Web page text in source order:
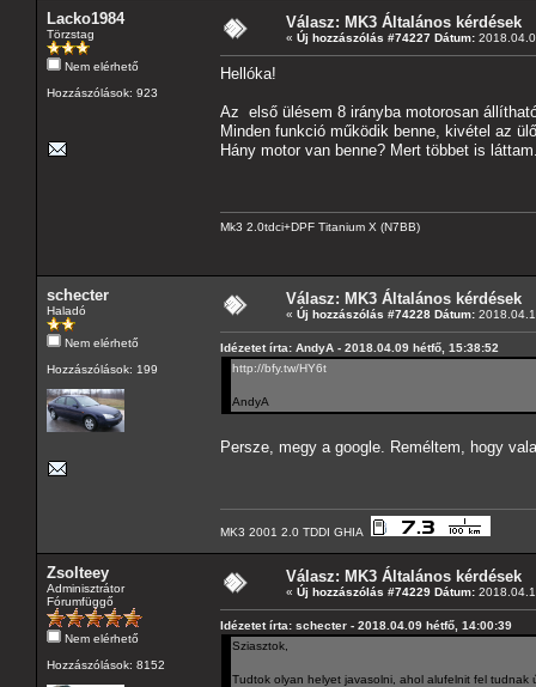
Lacko1984
Törzstag
Nem elérhető
Hozzászólások: 923
Válasz: MK3 Általános kérdések
« Új hozzászólás #74227 Dátum:
Hellóka!
Az első ülésem 8 irányba motorosan
Minden funkció működik benne, kivétel az
Hány motor van benne? Mert többet is
Mk3 2.0tdci+DPF Titanium X (N7BB)
schecter
Haladó
Nem elérhető
Hozzászólások: 199
Válasz: MK3 Általános kérdések
« Új hozzászólás #74228 Dátum:
Idézetet írta: AndyA - 2018.04.09 hétfő, 15:38:52
http://bfy.tw/HY6t
AndyA
Persze, megy a google. Reméltem, hogy
MK3 2001 2.0 TDDI GHIA
Zsolteey
Adminisztrátor
Fórumfüggő
Nem elérhető
Hozzászólások: 8152
Válasz: MK3 Általános kérdések
« Új hozzászólás #74229 Dátum:
Idézetet írta: schecter - 2018.04.09 hétfő, 14:00:39
Sziasztok,
Tudtok olyan helyet javasolni, ahol alufelnit fel tudnak